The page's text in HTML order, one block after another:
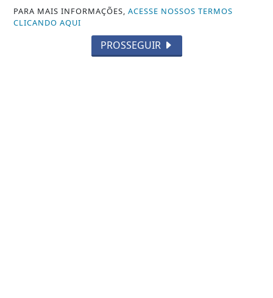
PARA MAIS INFORMAÇÕES,ACESSE NOSSOS TERMOS
CLICANDO AQUI
PROSSEGUIR